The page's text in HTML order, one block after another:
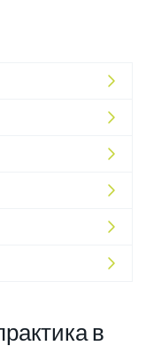
в